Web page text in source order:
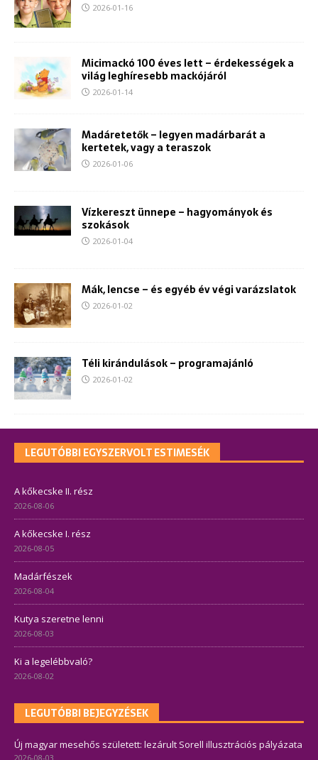
2026-01-16
Micimackó 100 éves lett – érdekességek a
világ leghíresebb mackójáról
2026-01-14
Madáretetők – legyen madárbarát a
kertetek, vagy a teraszok
2026-01-06
Vízkereszt ünnepe – hagyományok és
szokások
2026-01-04
Mák, lencse – és egyéb év végi varázslatok
2026-01-02
Téli kirándulások – programajánló
2026-01-02
LEGUTÓBBI EGYSZERVOLT ESTIMESÉK
A kőkecske II. rész
2026-08-06
A kőkecske I. rész
2026-08-05
Madárfészek
2026-08-04
Kutya szeretne lenni
2026-08-03
Ki a legelébbvaló?
2026-08-02
LEGUTÓBBI BEJEGYZÉSEK
Új magyar mesehős született: lezárult Sorell illusztrációs pályázata
2026-08-03